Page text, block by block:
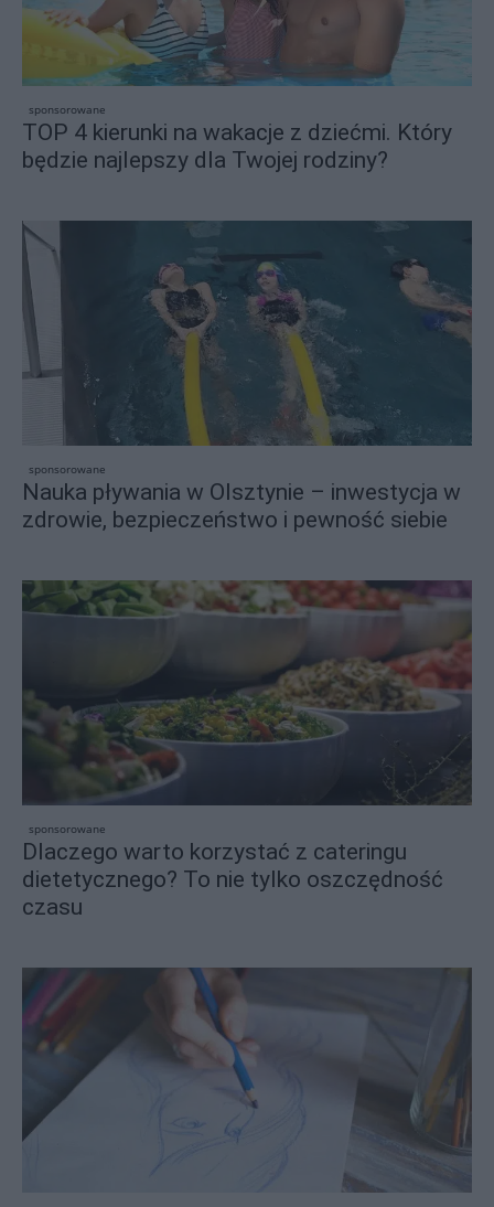
sponsorowane
TOP 4 kierunki na wakacje z dziećmi. Który
będzie najlepszy dla Twojej rodziny?
sponsorowane
Nauka pływania w Olsztynie – inwestycja w
zdrowie, bezpieczeństwo i pewność siebie
sponsorowane
Dlaczego warto korzystać z cateringu
dietetycznego? To nie tylko oszczędność
czasu